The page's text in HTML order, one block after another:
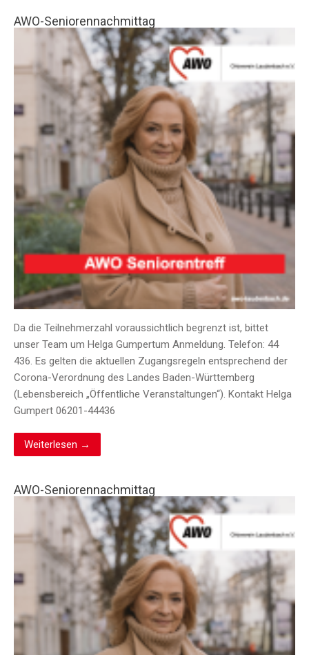
AWO-Seniorennachmittag
Da die Teilnehmerzahl voraussichtlich begrenzt ist, bittet
unser Team um Helga Gumpertum Anmeldung. Telefon: 44
436. Es gelten die aktuellen Zugangsregeln entsprechend der
Corona-Verordnung des Landes Baden-Württemberg
(Lebensbereich „Öffentliche Veranstaltungen“). Kontakt Helga
Gumpert 06201-44436
Weiterlesen →
AWO-Seniorennachmittag